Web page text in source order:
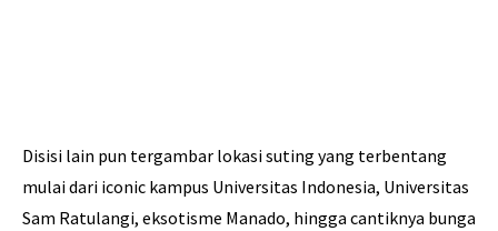
Disisi lain pun tergambar lokasi suting yang terbentang
mulai dari iconic kampus Universitas Indonesia, Universitas
Sam Ratulangi, eksotisme Manado, hingga cantiknya bunga